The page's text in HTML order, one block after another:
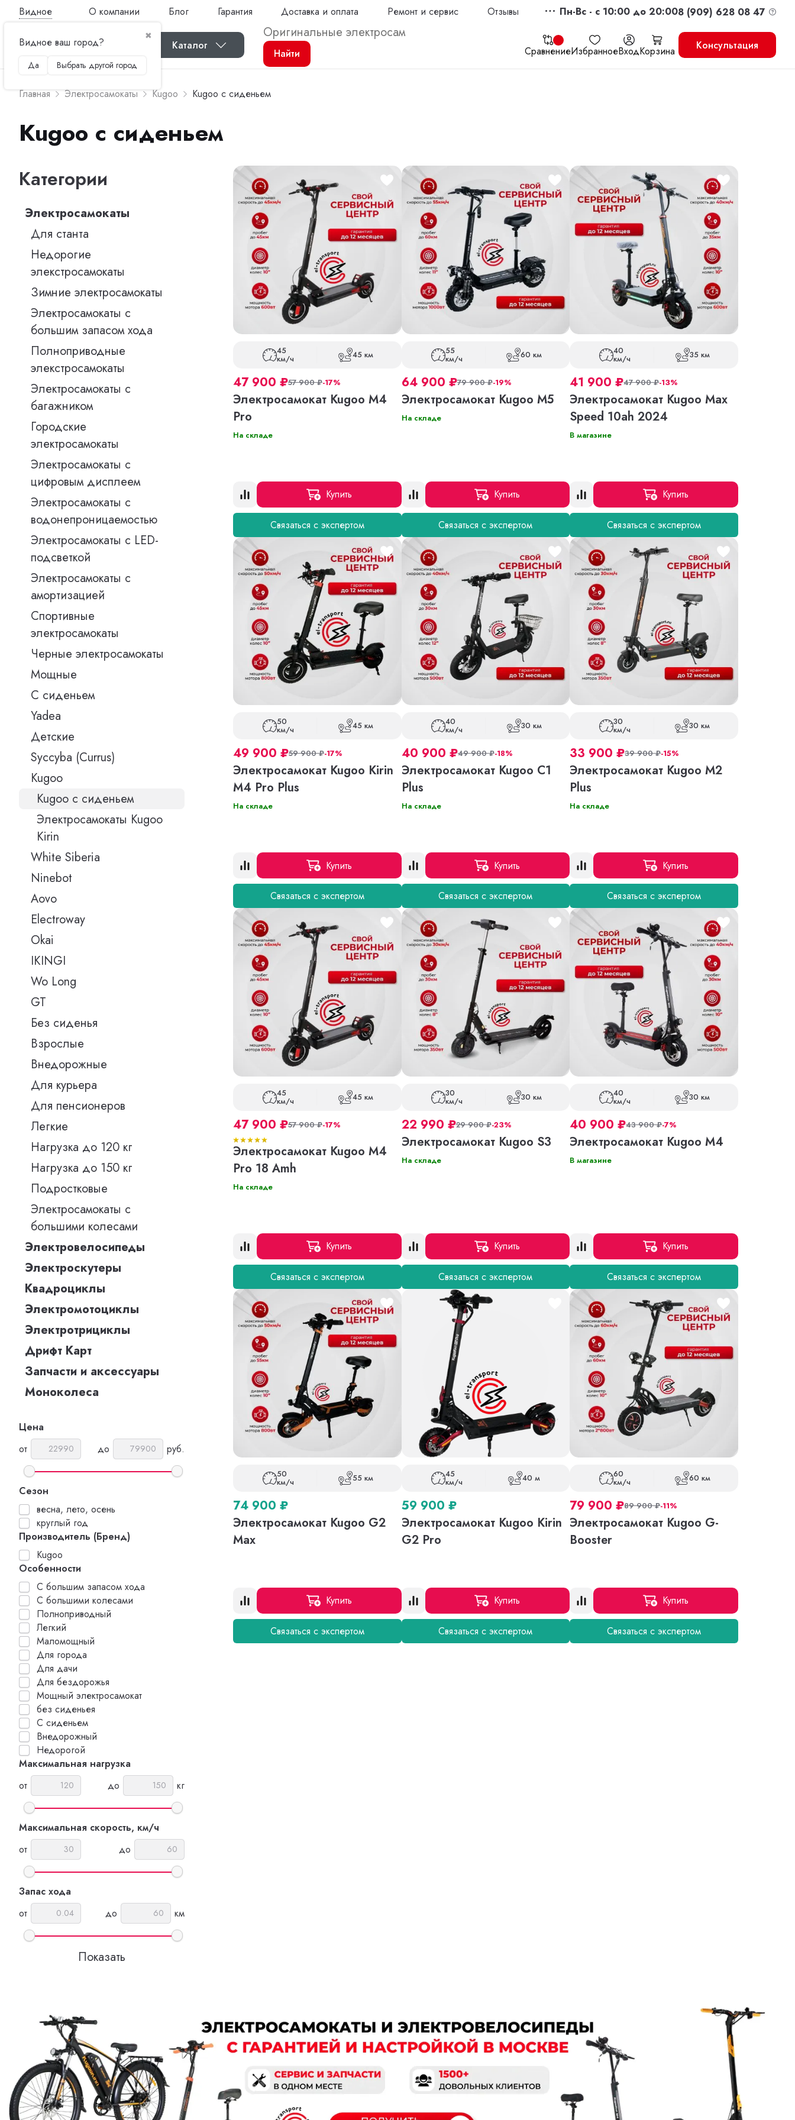
Видное
✖
Видное ваш город?
Да Выбрать другой город
О компании Блог Гарантия Доставка и оплата Ремонт и сервис Отзывы Пн-Вс - c 10:00 до 20:008 (909) 628 08 47
Каталог СравнениеИзбранноеВходКорзина
Найти
Консультация
Главная Электросамокаты Kugoo Kugoo с сиденьем
Kugoo с сиденьем
Категории
Электросамокаты
Для станта
Недорогие
элекстросамокаты
Зимние электросамокаты
Электросамокаты с
большим запасом хода
Полноприводные
элекстросамокаты
Электросамокаты с
багажником
Городские
электросамокаты
Электросамокаты с
цифровым дисплеем
Электросамокаты с
водонепроницаемостью
Электросамокаты с LED-
подсветкой
Электросамокаты с
амортизацией
Спортивные
электросамокаты
Черные электросамокаты
Мощные
С сиденьем
Yadea
Детские
Syccyba (Currus)
Kugoo
Kugoo с сиденьем
Электросамокаты Kugoo
Kirin
White Siberia
Ninebot
Aovo
Electroway
Okai
IKINGI
Wo Long
GT
Без сиденья
Взрослые
Внедорожные
Для курьера
Для пенсионеров
Легкие
Нагрузка до 120 кг
Нагрузка до 150 кг
Подростковые
Электросамокаты с
большими колесами
Электровелосипеды
Электроскутеры
Квадроциклы
Электромотоциклы
Электротрициклы
Дрифт Карт
Запчасти и аксессуары
Моноколеса
Цена
от
до руб.
Сезон
весна, лето, осень
круглый год
Производитель (Бренд)
Kugoo
Особенности
С большим запасом хода
С большими колесами
Полноприводный
Легкий
Маломощный
Для города
Для дачи
Для бездорожья
Мощный электросамокат
без сиденьея
С сиденьем
Внедорожный
Недорогой
Максимальная нагрузка
от
до кг
Максимальная скорость, км/ч
от
до
Запас хода
от
до км
45
км/ч 45 км
47 900 ₽57 900₽-17%
Электросамокат Kugoo M4
Pro
На складе
Купить
Связаться с экспертом
55
км/ч 60 км
64 900 ₽79 900₽-19%
Электросамокат Kugoo M5
На складе
Купить
Связаться с экспертом
40
км/ч 35 км
41 900₽47 900₽-13%
Электросамокат Kugoo Max
Speed 10ah 2024
В магазине
Купить
Связаться с экспертом
50
км/ч 45 км
49 900 ₽59 900₽-17%
Электросамокат Kugoo Kirin
M4 Pro Plus
На складе
Купить
Связаться с экспертом
40
км/ч 30 км
40 900 ₽49 900₽-18%
Электросамокат Kugoo C1
Plus
На складе
Купить
Связаться с экспертом
30
км/ч 30 км
33 900₽39 900₽-15%
Электросамокат Kugoo M2
Plus
На складе
Купить
Связаться с экспертом
45
км/ч 45 км
47 900 ₽57 900₽-17%
Электросамокат Kugoo M4
Pro 18 Amh
На складе
Купить
Связаться с экспертом
30
км/ч 30 км
22 990 ₽29 900₽-23%
Электросамокат Kugoo S3
На складе
Купить
Связаться с экспертом
40
км/ч 30 км
40 900₽43 900₽-7%
Электросамокат Kugoo M4
В магазине
Купить
Связаться с экспертом
50
км/ч 55 км
74 900 ₽
Электросамокат Kugoo G2
Max
Купить
Связаться с экспертом
45
км/ч 40 м
59 900 ₽
Электросамокат Kugoo Kirin
G2 Pro
Купить
Связаться с экспертом
60
км/ч 60 км
79 900₽89 900₽-11%
Электросамокат Kugoo G-
Booster
Купить
Связаться с экспертом